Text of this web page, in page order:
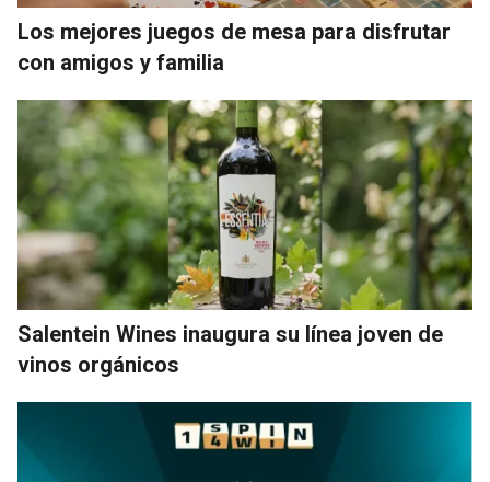
Los mejores juegos de mesa para disfrutar
con amigos y familia
Salentein Wines inaugura su línea joven de
vinos orgánicos